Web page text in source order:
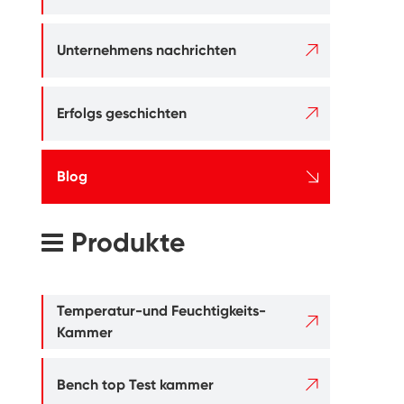
Unternehmens nachrichten 
Erfolgs geschichten 
Blog 
Produkte
Temperatur-und Feuchtigkeits-
Kammer

Bench top Test kammer 